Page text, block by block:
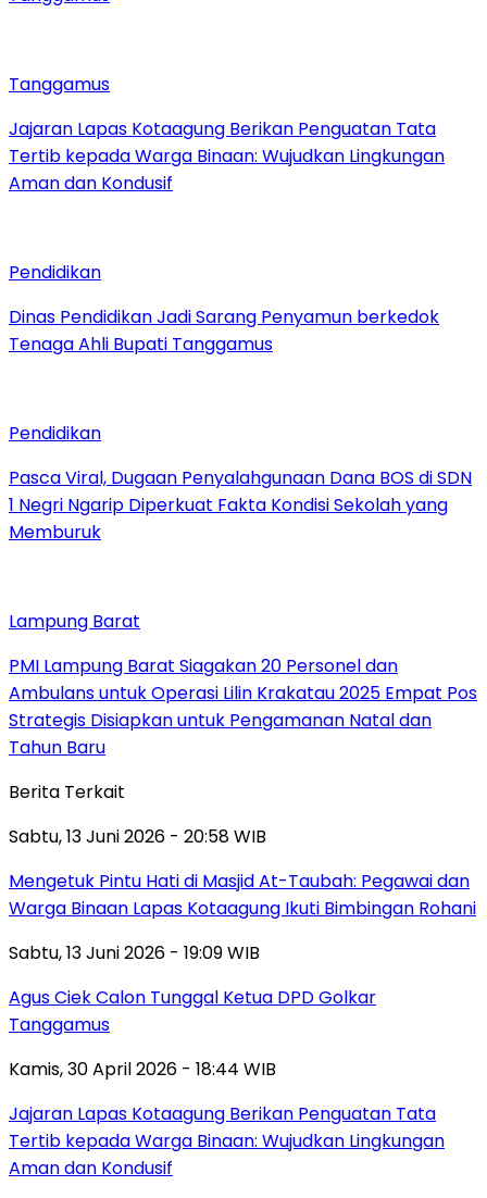
Tanggamus
Jajaran Lapas Kotaagung Berikan Penguatan Tata
Tertib kepada Warga Binaan: Wujudkan Lingkungan
Aman dan Kondusif
Pendidikan
Dinas Pendidikan Jadi Sarang Penyamun berkedok
Tenaga Ahli Bupati Tanggamus
Pendidikan
Pasca Viral, Dugaan Penyalahgunaan Dana BOS di SDN
1 Negri Ngarip Diperkuat Fakta Kondisi Sekolah yang
Memburuk
Lampung Barat
PMI Lampung Barat Siagakan 20 Personel dan
Ambulans untuk Operasi Lilin Krakatau 2025 Empat Pos
Strategis Disiapkan untuk Pengamanan Natal dan
Tahun Baru
Berita Terkait
Sabtu, 13 Juni 2026 - 20:58 WIB
Mengetuk Pintu Hati di Masjid At-Taubah: Pegawai dan
Warga Binaan Lapas Kotaagung Ikuti Bimbingan Rohani
Sabtu, 13 Juni 2026 - 19:09 WIB
Agus Ciek Calon Tunggal Ketua DPD Golkar
Tanggamus
Kamis, 30 April 2026 - 18:44 WIB
Jajaran Lapas Kotaagung Berikan Penguatan Tata
Tertib kepada Warga Binaan: Wujudkan Lingkungan
Aman dan Kondusif